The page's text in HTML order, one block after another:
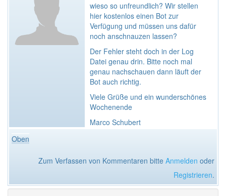
wieso so unfreundlich? Wir stellen
hier kostenlos einen Bot zur
Verfügung und müssen uns dafür
noch anschnauzen lassen?
Der Fehler steht doch in der Log
Datei genau drin. Bitte noch mal
genau nachschauen dann läuft der
Bot auch richtig.
Viele Grüße und ein wunderschönes
Wochenende
Marco Schubert
Oben
Zum Verfassen von Kommentaren bitte Anmelden oder
Registrieren.